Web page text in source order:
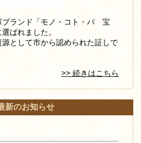
ブランド「モノ・コト・バ 宝
ばれました。
として市から認められた証しで
>> 続きはこちら
新のお知らせ